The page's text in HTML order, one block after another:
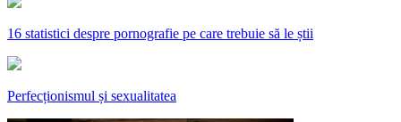
16 statistici despre pornografie pe care trebuie să le știi
Perfecționismul și sexualitatea